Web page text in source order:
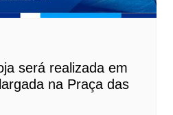
será realizada em
na Praça das